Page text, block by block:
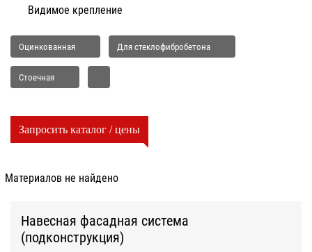
Видимое крепление
Оцинкованная Для стеклофибробетона
Стоечная
Запросить каталог / цены
Материалов не найдено
Навесная фасадная система
(подконструкция)